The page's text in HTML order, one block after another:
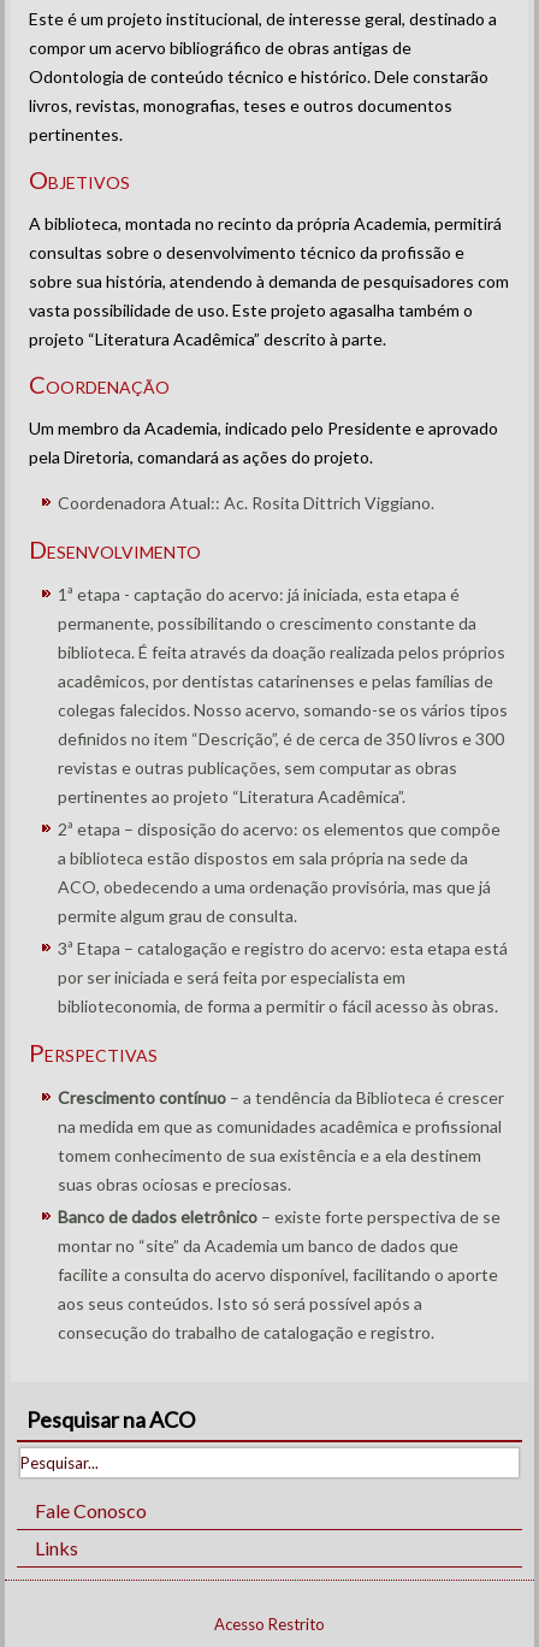
Este é um projeto institucional, de interesse geral, destinado a
compor um acervo bibliográfico de obras antigas de
Odontologia de conteúdo técnico e histórico. Dele constarão
livros, revistas, monografias, teses e outros documentos
pertinentes.
Objetivos
A biblioteca, montada no recinto da própria Academia, permitirá
consultas sobre o desenvolvimento técnico da profissão e
sobre sua história, atendendo à demanda de pesquisadores com
vasta possibilidade de uso. Este projeto agasalha também o
projeto “Literatura Acadêmica” descrito à parte.
Coordenação
Um membro da Academia, indicado pelo Presidente e aprovado
pela Diretoria, comandará as ações do projeto.
Coordenadora Atual:: Ac. Rosita Dittrich Viggiano.
Desenvolvimento
1ª etapa - captação do acervo: já iniciada, esta etapa é
permanente, possibilitando o crescimento constante da
biblioteca. É feita através da doação realizada pelos próprios
acadêmicos, por dentistas catarinenses e pelas famílias de
colegas falecidos. Nosso acervo, somando-se os vários tipos
definidos no item “Descrição”, é de cerca de 350 livros e 300
revistas e outras publicações, sem computar as obras
pertinentes ao projeto “Literatura Acadêmica”.
2ª etapa – disposição do acervo: os elementos que compõe
a biblioteca estão dispostos em sala própria na sede da
ACO, obedecendo a uma ordenação provisória, mas que já
permite algum grau de consulta.
3ª Etapa – catalogação e registro do acervo: esta etapa está
por ser iniciada e será feita por especialista em
biblioteconomia, de forma a permitir o fácil acesso às obras.
Perspectivas
Crescimento contínuo – a tendência da Biblioteca é crescer
na medida em que as comunidades acadêmica e profissional
tomem conhecimento de sua existência e a ela destinem
suas obras ociosas e preciosas.
Banco de dados eletrônico – existe forte perspectiva de se
montar no “site” da Academia um banco de dados que
facilite a consulta do acervo disponível, facilitando o aporte
aos seus conteúdos. Isto só será possível após a
consecução do trabalho de catalogação e registro.
Pesquisar na ACO
Fale Conosco
Links
Acesso Restrito